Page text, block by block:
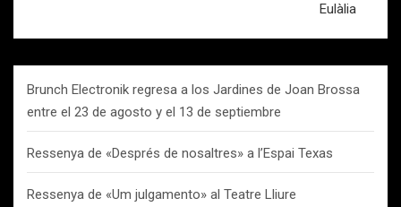
Eulàlia
Brunch Electronik regresa a los Jardines de Joan Brossa
entre el 23 de agosto y el 13 de septiembre
Ressenya de «Després de nosaltres» a l’Espai Texas
Ressenya de «Um julgamento» al Teatre Lliure